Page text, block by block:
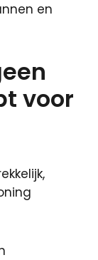
en
voor
Zakelijke
verzekeringen
Schade
Makelaardij
waardepaling